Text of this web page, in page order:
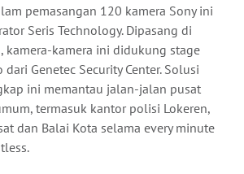
pemasangan 120 kamera Sony ini
Seris Technology. Dipasang di
kamera-kamera ini didukung stage
Genetec Security Center. Solusi
ini memantau jalan-jalan pusat
termasuk kantor polisi Lokeren,
dan Balai Kota selama every minute